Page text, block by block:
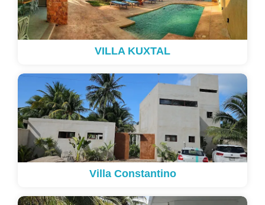
VILLA KUXTAL
Villa Constantino